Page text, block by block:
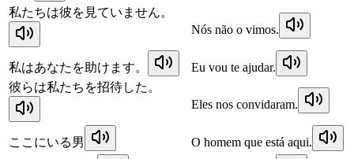
私たちは彼を見ていません。
Nós não o vimos.
私はあなたを助けます。
Eu vou te ajudar.
彼らは私たちを招待した。
Eles nos convidaram.
ここにいる男 O homem que está aqui.